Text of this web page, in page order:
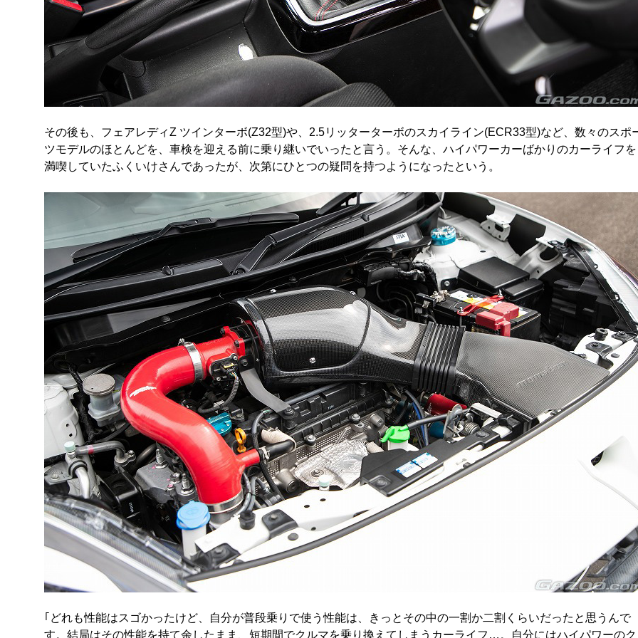
その後も、フェアレディZ ツインターボ(Z32型)や、2.5リッターターボのスカイライン(ECR33型)など、数々のスポ
ツモデルのほとんどを、車検を迎える前に乗り継いでいったと言う。そんな、ハイパワーカーばかりのカーライフを
満喫していたふくいけさんであったが、次第にひとつの疑問を持つようになったという。
｢どれも性能はスゴかったけど、自分が普段乗りで使う性能は、きっとその中の一割か二割くらいだったと思うんで
す。結局はその性能を持て余したまま、短期間でクルマを乗り換えてしまうカーライフ…。自分にはハイパワーのク